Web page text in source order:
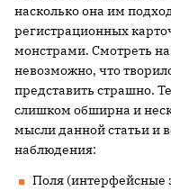
насколько она им
регистрационных
монстрами. Смотреть
невозможно, что
представить страшно.
слишком обширна и
мысли данной статьи и
наблюдения:
Поля (интерфейсные